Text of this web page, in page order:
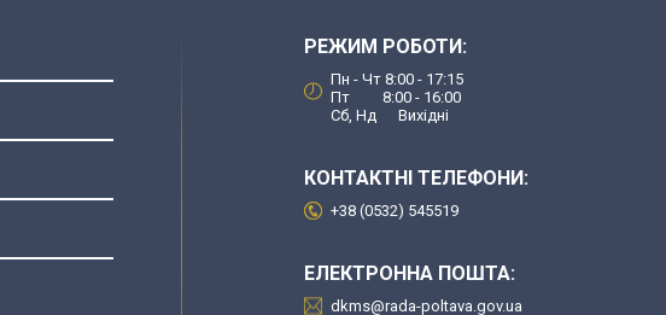
РЕЖИМ РОБОТИ:
Пн - Чт 8:00 - 17:15
Пт 8:00 - 16:00
Сб, Нд Вихідні
КОНТАКТНІ ТЕЛЕФОНИ:
+38 (0532) 545519
ЕЛЕКТРОННА ПОШТА:
dkms@rada-poltava.gov.ua